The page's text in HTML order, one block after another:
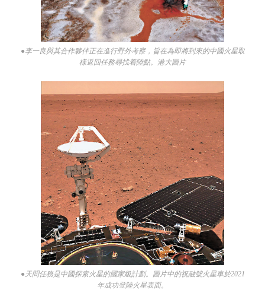
●李一良與其合作夥伴正在進行野外考察，旨在為即將到來的中國火星取
樣返回任務尋找着陸點。港大圖片
●天問任務是中國探索火星的國家級計劃。圖片中的祝融號火星車於2021
年成功登陸火星表面。